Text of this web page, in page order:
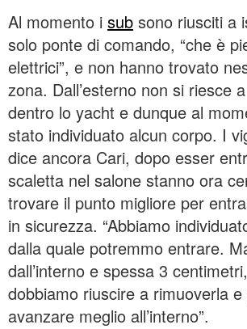
Al momento i sub sono riusciti a
solo ponte di comando, “che è
elettrici”, e non hanno trovato
zona. Dall’esterno non si riesce
dentro lo yacht e dunque al
stato individuato alcun corpo. I
dice ancora Cari, dopo esser
scaletta nel salone stanno ora
trovare il punto migliore per
in sicurezza. “Abbiamo
dalla quale potremmo entrare.
dall’interno e spessa 3
dobbiamo riuscire a rimuoverla
avanzare meglio all’interno”.